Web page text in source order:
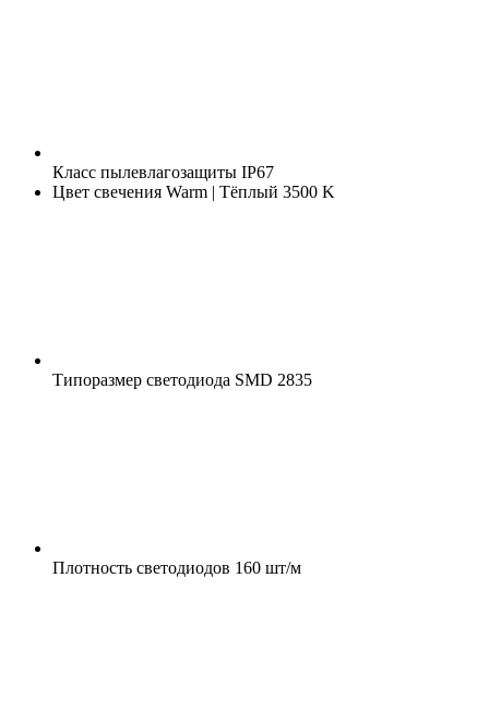
Класс пылевлагозащиты IP67
Цвет свечения Warm | Тёплый 3500 K
Типоразмер светодиода SMD 2835
Плотность светодиодов 160 шт/м